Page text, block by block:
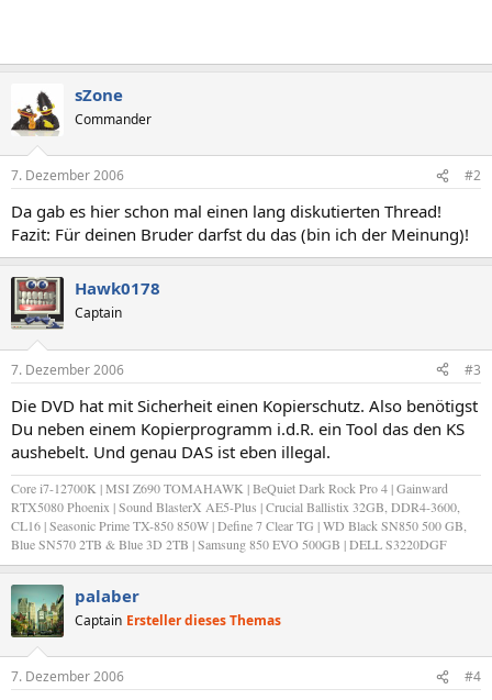
sZone
Commander
7. Dezember 2006 #2
Da gab es hier schon mal einen lang diskutierten Thread!
Fazit: Für deinen Bruder darfst du das (bin ich der Meinung)!
Hawk0178
Captain
7. Dezember 2006 #3
Die DVD hat mit Sicherheit einen Kopierschutz. Also benötigst
Du neben einem Kopierprogramm i.d.R. ein Tool das den KS
aushebelt. Und genau DAS ist eben illegal.
Core i7-12700K | MSI Z690 TOMAHAWK | BeQuiet Dark Rock Pro 4 | Gainward
RTX5080 Phoenix | Sound BlasterX AE5-Plus | Crucial Ballistix 32GB, DDR4-3600,
CL16 | Seasonic Prime TX-850 850W | Define 7 Clear TG | WD Black SN850 500 GB,
Blue SN570 2TB & Blue 3D 2TB | Samsung 850 EVO 500GB | DELL S3220DGF
palaber
Captain Ersteller dieses Themas
7. Dezember 2006 #4